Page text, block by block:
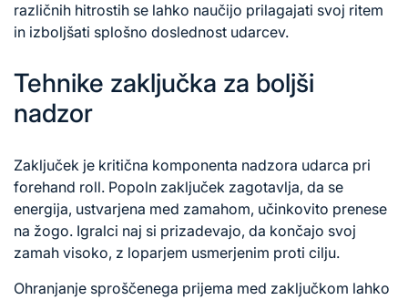
različnih hitrostih se lahko naučijo prilagajati svoj ritem
in izboljšati splošno doslednost udarcev.
Tehnike zaključka za boljši
nadzor
Zaključek je kritična komponenta nadzora udarca pri
forehand roll. Popoln zaključek zagotavlja, da se
energija, ustvarjena med zamahom, učinkovito prenese
na žogo. Igralci naj si prizadevajo, da končajo svoj
zamah visoko, z loparjem usmerjenim proti cilju.
Ohranjanje sproščenega prijema med zaključkom lahko